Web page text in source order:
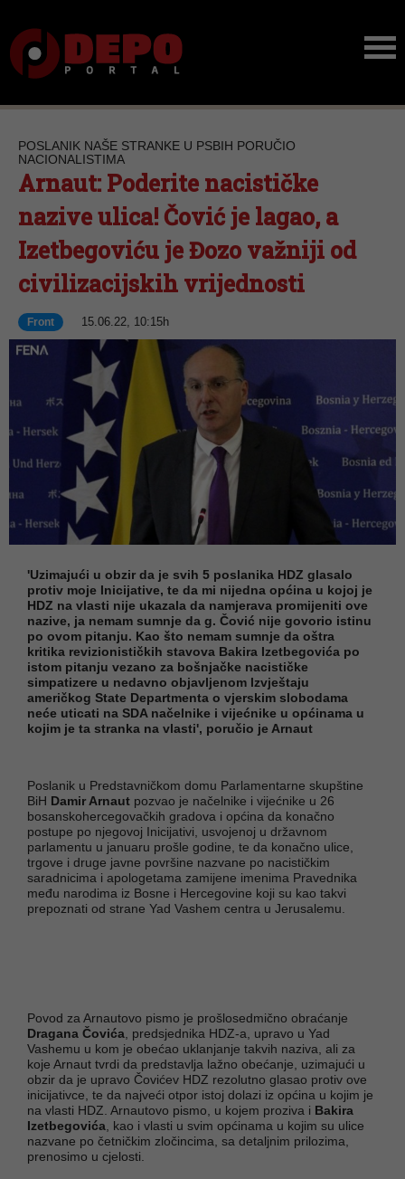
POSLANIK NAŠE STRANKE U PSBIH PORUČIO
NACIONALISTIMA
Arnaut: Poderite nacističke
nazive ulica! Čović je lagao, a
Izetbegoviću je Đozo važniji od
civilizacijskih vrijednosti
Front 15.06.22, 10:15h
'Uzimajući u obzir da je svih 5 poslanika HDZ glasalo
protiv moje Inicijative, te da mi nijedna općina u kojoj je
HDZ na vlasti nije ukazala da namjerava promijeniti ove
nazive, ja nemam sumnje da g. Čović nije govorio istinu
po ovom pitanju. Kao što nemam sumnje da oštra
kritika revizionističkih stavova Bakira Izetbegovića po
istom pitanju vezano za bošnjačke nacističke
simpatizere u nedavno objavljenom Izvještaju
američkog State Departmenta o vjerskim slobodama
neće uticati na SDA načelnike i vijećnike u općinama u
kojim je ta stranka na vlasti', poručio je Arnaut
Poslanik u Predstavničkom domu Parlamentarne skupštine
BiH Damir Arnaut pozvao je načelnike i vijećnike u 26
bosanskohercegovačkih gradova i općina da konačno
postupe po njegovoj Inicijativi, usvojenoj u državnom
parlamentu u januaru prošle godine, te da konačno ulice,
trgove i druge javne površine nazvane po nacističkim
saradnicima i apologetama zamijene imenima Pravednika
među narodima iz Bosne i Hercegovine koji su kao takvi
prepoznati od strane Yad Vashem centra u Jerusalemu.
Povod za Arnautovo pismo je prošlosedmično obraćanje
Dragana Čovića , predsjednika HDZ-a, upravo u Yad
Vashemu u kom je obećao uklanjanje takvih naziva, ali za
koje Arnaut tvrdi da predstavlja lažno obećanje, uzimajući u
obzir da je upravo Čovićev HDZ rezolutno glasao protiv ove
inicijativce, te da najveći otpor istoj dolazi iz općina u kojim je
na vlasti HDZ. Arnautovo pismo, u kojem proziva i Bakira
Izetbegovića , kao i vlasti u svim općinama u kojim su ulice
nazvane po četničkim zločincima, sa detaljnim prilozima,
prenosimo u cjelosti.